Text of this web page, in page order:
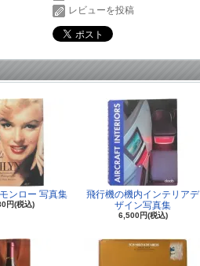
レビューを投稿
ンロー 写真集
円(税込)
飛行機の機内インテリアデ
ザイン写真集
6,500円(税込)